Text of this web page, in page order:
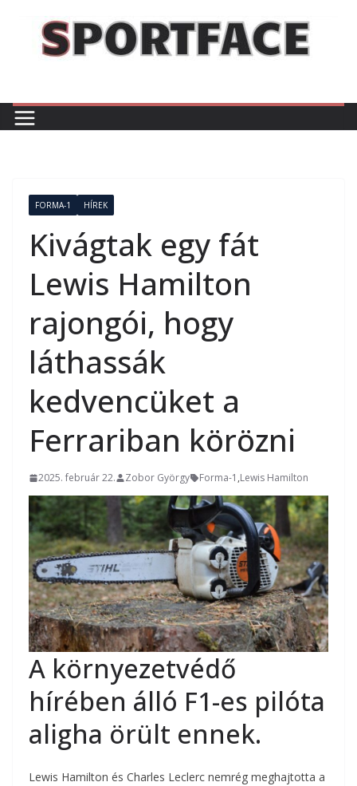
content
FORMA-1 HÍREK
Kivágtak egy fát
Lewis Hamilton
rajongói, hogy
láthassák
kedvencüket a
Ferrariban körözni
2025. február 22. Zobor György Forma-1 ,Lewis Hamilton
A környezetvédő
hírében álló F1-es pilóta
aligha örült ennek.
Lewis Hamilton és Charles Leclerc nemrég meghajtotta a